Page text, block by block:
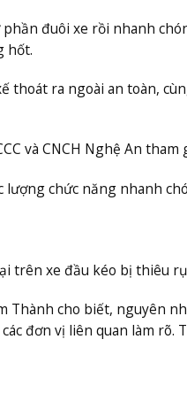
đuôi xe rồi nhanh
hốt.
thoát ra ngoài an toàn,
và CNCH Nghệ An tham
lượng chức năng nhanh
trên xe đầu kéo bị thiêu
Thành cho biết, nguyên
đơn vị liên quan làm rõ.